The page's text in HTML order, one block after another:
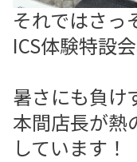
それではさっ
ICS体験特設
暑さにも負け
本間店長が熱
しています！